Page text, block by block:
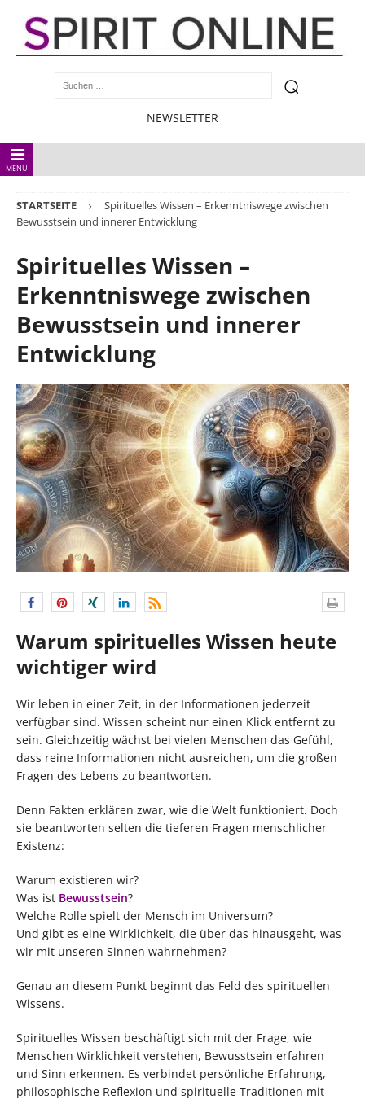
NEWSLETTER
MENÜ
STARTSEITE
Spirituelles Wissen – Erkenntniswege zwischen
Bewusstsein und innerer Entwicklung
Spirituelles Wissen –
Erkenntniswege zwischen
Bewusstsein und innerer
Entwicklung
Warum spirituelles Wissen heute
wichtiger wird
Wir leben in einer Zeit, in der Informationen jederzeit
verfügbar sind. Wissen scheint nur einen Klick entfernt zu
sein. Gleichzeitig wächst bei vielen Menschen das Gefühl,
dass reine Informationen nicht ausreichen, um die großen
Fragen des Lebens zu beantworten.
Denn Fakten erklären zwar, wie die Welt funktioniert. Doch
sie beantworten selten die tieferen Fragen menschlicher
Existenz:
Warum existieren wir?
Was ist Bewusstsein?
Welche Rolle spielt der Mensch im Universum?
Und gibt es eine Wirklichkeit, die über das hinausgeht, was
wir mit unseren Sinnen wahrnehmen?
Genau an diesem Punkt beginnt das Feld des spirituellen
Wissens.
Spirituelles Wissen beschäftigt sich mit der Frage, wie
Menschen Wirklichkeit verstehen, Bewusstsein erfahren
und Sinn erkennen. Es verbindet persönliche Erfahrung,
philosophische Reflexion und spirituelle Traditionen mit